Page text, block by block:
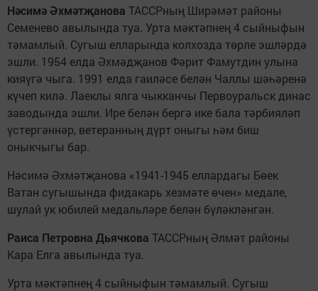
Нәсимә Әхмәтҗанова ТАССРның Ширәмәт районы
Семенево авылында туа. Урта мәктәпнең 4 сыйныфын
тәмамлый. Сугыш елларында колхозда төрле эшләрдә
эшли. 1954 елда Әхмәдҗанов Фәрит Фамутдин улына
кияүгә чыга. 1991 елда гаиләсе белән Чаллы шәһәренә
күчеп килә. Лаеклы ялга чыкканчы Первоуральск динас
заводында эшли. Ире белән бергә ике бала тәрбияләп
үстергәннәр, ветеранның дүрт оныгы һәм биш
оныкчыгы бар.
Нәсимә Әхмәтҗанова «1941-1945 еллардагы Бөек
Ватан сугышында фидакарь хезмәте өчен» медале,
шулай ук юбилей медальләре белән бүләкләнгән.
Раиса Петровна Дьячкова ТАССРның Әлмәт районы
Кара Елга авылында туа.
Урта мәктәпнең 4 сыйныфын тәмамлый. Сугыш